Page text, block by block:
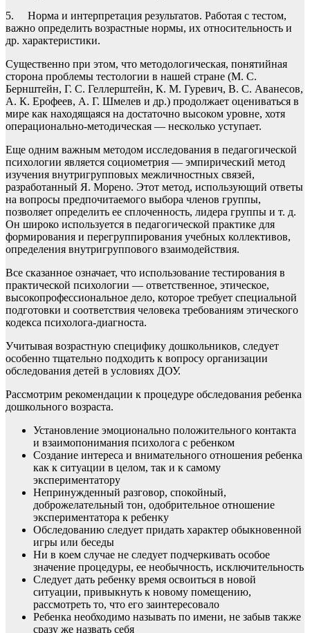
5. Норма и интерпретация результатов. Работая с тестом,
важно определить возрастные нормы, их относительность и
др. характеристики.
Существенно при этом, что методологическая, понятийная
сторона проблемы тестологии в нашей стране (М. С.
Бернштейн, Г. С. Геллерштейн, К. М. Гуревич, B. C. Аванесов,
А. К. Ерофеев, А. Г. Шмелев и др.) продолжает оцениваться в
мире как находящаяся на достаточно высоком уровне, хотя
операционально-методическая — несколько уступает.
Еще одним важным методом исследования в педагогической
психологии является социометрия — эмпирический метод
изучения внутригрупповых межличностных связей,
разработанный Я. Морено. Этот метод, использующий ответы
на вопросы предпочитаемого выбора членов группы,
позволяет определить ее сплоченность, лидера группы и т. д.
Он широко используется в педагогической практике для
формирования и перегруппирования учебных коллективов,
определения внутригруппового взаимодействия.
Все сказанное означает, что использование тестирования в
практической психологии — ответственное, этическое,
высокопрофессиональное дело, которое требует специальной
подготовки и соответствия человека требованиям этического
кодекса психолога-диагноста.
Учитывая возрастную специфику дошкольников, следует
особенно тщательно подходить к вопросу организации
обследования детей в условиях ДОУ.
Рассмотрим рекомендации к процедуре обследования ребенка
дошкольного возраста.
Установление эмоционально положительного контакта
и взаимопонимания психолога с ребенком
Создание интереса и внимательного отношения ребенка
как к ситуации в целом, так и к самому
экспериментатору
Непринужденный разговор, спокойный,
доброжелательный тон, одобрительное отношение
экспериментатора к ребенку
Обследованию следует придать характер обыкновенной
игры или беседы
Ни в коем случае не следует подчеркивать особое
значение процедуры, ее необычность, исключительность
Следует дать ребенку время освоиться в новой
ситуации, привыкнуть к новому помещению,
рассмотреть то, что его заинтересовало
Ребенка необходимо называть по имени, не забыв также
сразу же назвать себя